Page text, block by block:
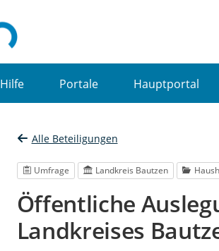
Hilfe Portale Hauptportal
Alle Beteiligungen
Umfrage Landkreis Bautzen
Öffentliche
Landkreises